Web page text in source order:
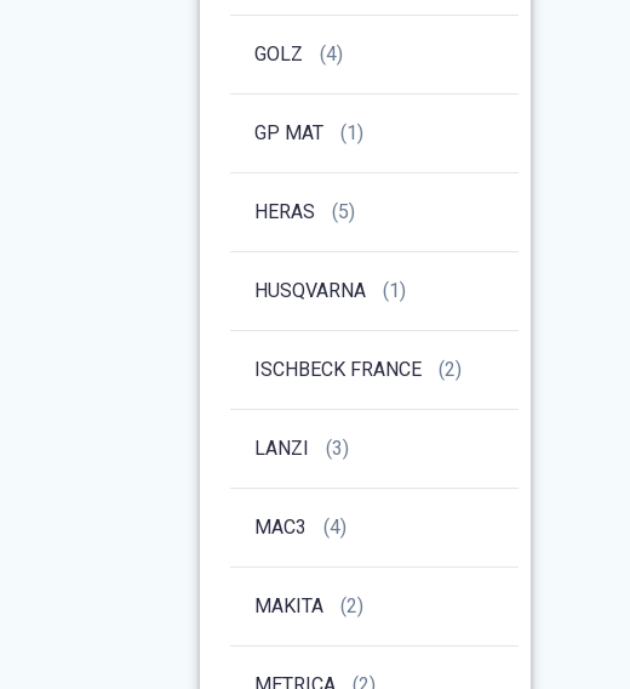
GOLZ (4)
GP MAT (1)
HERAS (5)
HUSQVARNA (1)
ISCHBECK FRANCE (2)
LANZI (3)
MAC3 (4)
MAKITA (2)